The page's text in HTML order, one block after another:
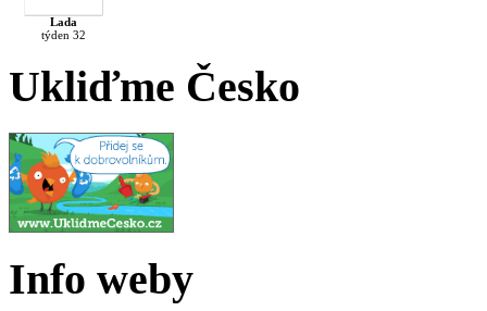
Lada
týden 32
Ukliďme Česko
Info weby